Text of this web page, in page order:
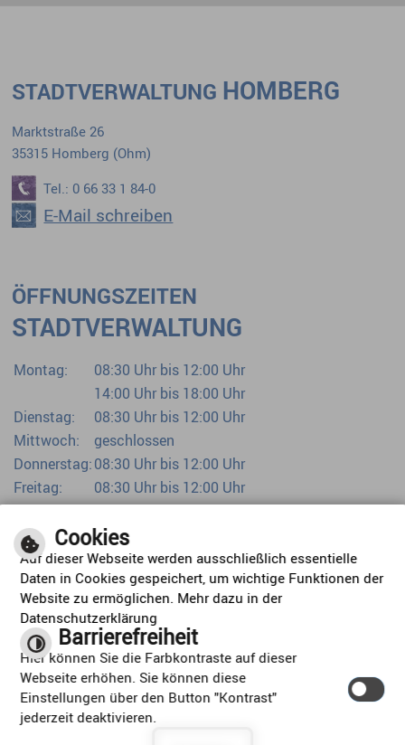
STADTVERWALTUNG HOMBERG
Marktstraße 26
35315 Homberg (Ohm)
Tel.: 0 66 33 1 84-0
E-Mail schreiben
ÖFFNUNGSZEITEN
STADTVERWALTUNG
Montag:
08:30 Uhr bis 12:00 Uhr
14:00 Uhr bis 18:00 Uhr
Dienstag:
08:30 Uhr bis 12:00 Uhr
Mittwoch:
geschlossen
Donnerstag:08:30 Uhr bis 12:00 Uhr
Freitag:
08:30 Uhr bis 12:00 Uhr
Bürgerbüro bereits ab 07:00 Uhr
ORTSPLAN
Cookies
Auf dieser Webseite werden ausschließlich essentielle
Daten in Cookies gespeichert, um wichtige Funktionen der
Website zu ermöglichen. Mehr dazu in der
Datenschutzerklärung
Barrierefreiheit
Hier können Sie die Farbkontraste auf dieser
Webseite erhöhen. Sie können diese
Einstellungen über den Button "Kontrast"
jederzeit deaktivieren.